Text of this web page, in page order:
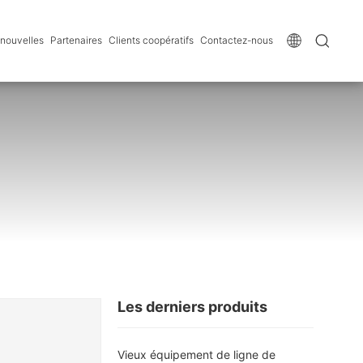
Partenaires Clients coopératifs Contactez-nous
Les derniers produits
Vieux équipement de ligne de